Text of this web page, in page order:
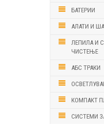
БАТЕРИИ
АЛАТИ И
ЛЕПИЛА И
ЧИСТЕЊЕ
АБС ТРАКИ
КОМПАКТ
СИСТЕМИ